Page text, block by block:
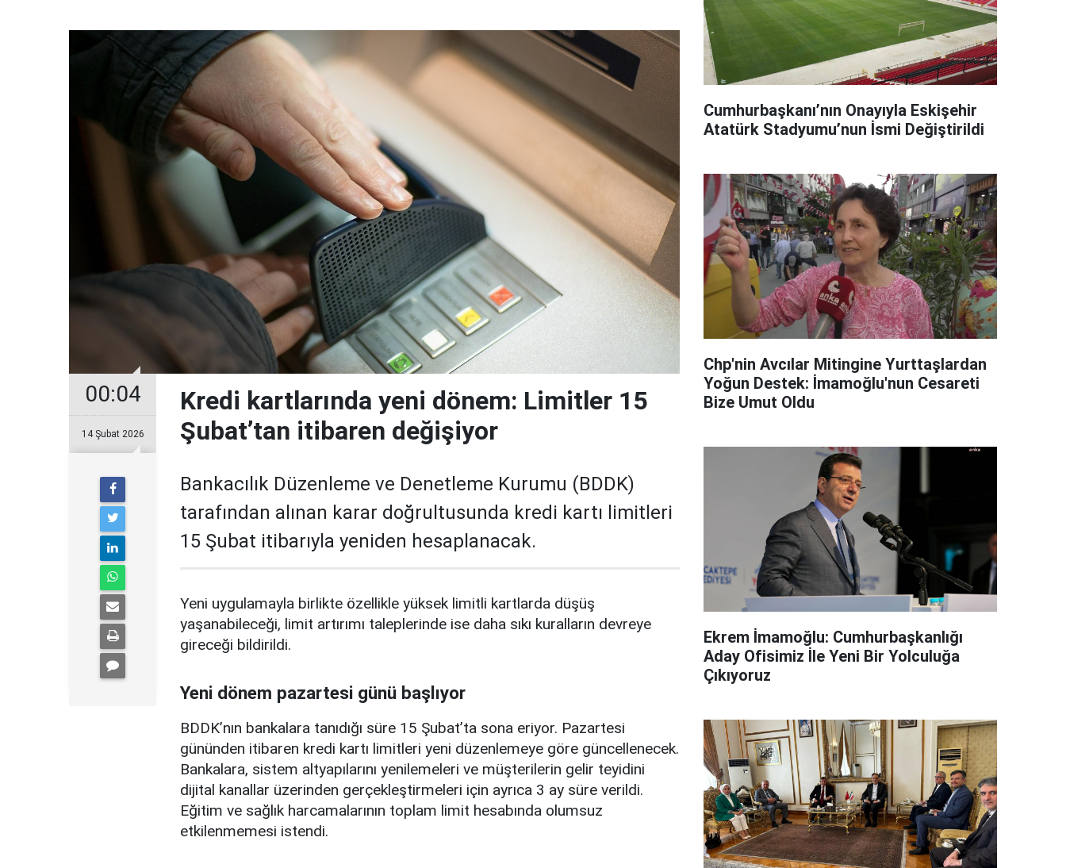
00:04
14 Şubat 2026
Kredi kartlarında yeni dönem: Limitler 15
Şubat’tan itibaren değişiyor
Bankacılık Düzenleme ve Denetleme Kurumu (BDDK)
tarafından alınan karar doğrultusunda kredi kartı limitleri
15 Şubat itibarıyla yeniden hesaplanacak.
Yeni uygulamayla birlikte özellikle yüksek limitli kartlarda düşüş
yaşanabileceği, limit artırımı taleplerinde ise daha sıkı kuralların devreye
gireceği bildirildi.
Yeni dönem pazartesi günü başlıyor
BDDK’nın bankalara tanıdığı süre 15 Şubat’ta sona eriyor. Pazartesi
gününden itibaren kredi kartı limitleri yeni düzenlemeye göre güncellenecek.
Bankalara, sistem altyapılarını yenilemeleri ve müşterilerin gelir teyidini
dijital kanallar üzerinden gerçekleştirmeleri için ayrıca 3 ay süre verildi.
Eğitim ve sağlık harcamalarının toplam limit hesabında olumsuz
etkilenmemesi istendi.
Cumhurbaşkanı’nın Onayıyla Eskişehir
Atatürk Stadyumu’nun İsmi Değiştirildi
Chp'nin Avcılar Mitingine Yurttaşlardan
Yoğun Destek: İmamoğlu'nun Cesareti
Bize Umut Oldu
Ekrem İmamoğlu: Cumhurbaşkanlığı
Aday Ofisimiz İle Yeni Bir Yolculuğa
Çıkıyoruz